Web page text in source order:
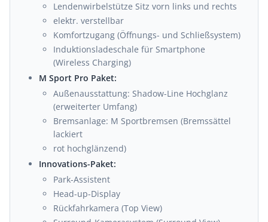
Lendenwirbelstütze Sitz vorn links und rechts
elektr. verstellbar
Komfortzugang (Öffnungs- und Schließsystem)
Induktionsladeschale für Smartphone
(Wireless Charging)
M Sport Pro Paket:
Außenausstattung: Shadow-Line Hochglanz
(erweiterter Umfang)
Bremsanlage: M Sportbremsen (Bremssättel
lackiert
rot hochglänzend)
Innovations-Paket:
Park-Assistent
Head-up-Display
Rückfahrkamera (Top View)